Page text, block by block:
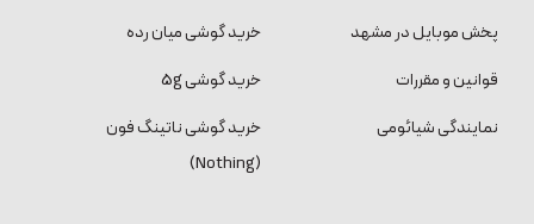
پخش موبایل در مشهد
قوانین و مقررات
نمایندگی شیائومی
خرید گوشی میان رده
خرید گوشی 5g
خرید گوشی ناتینگ فون
(Nothing)